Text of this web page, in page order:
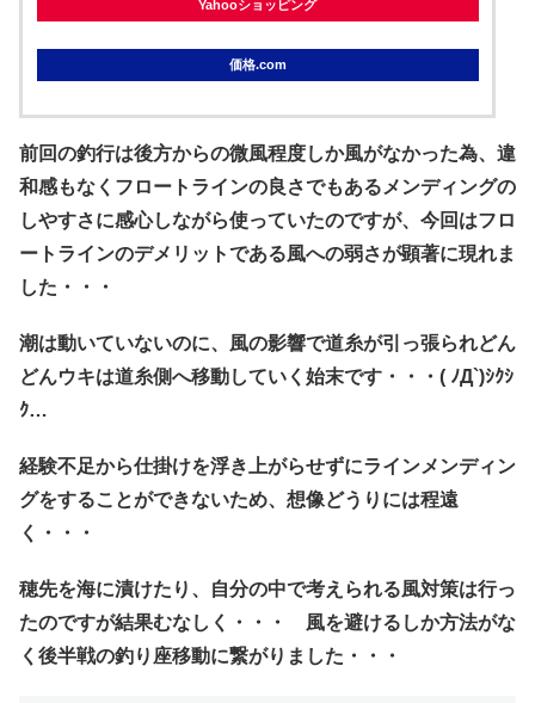
Yahooショッピング
価格.com
前回の釣行は後方からの微風程度しか風がなかった為、違
和感もなくフロートラインの良さでもあるメンディングの
しやすさに感心しながら使っていたのですが、今回はフロ
ートラインのデメリットである風への弱さが顕著に現れま
した・・・
潮は動いていないのに、風の影響で道糸が引っ張られどん
どんウキは道糸側へ移動していく始末です・・・( ﾉД`)ｼｸｼ
ｸ…
経験不足から仕掛けを浮き上がらせずにラインメンディン
グをすることができないため、想像どうりには程遠
く・・・
穂先を海に漬けたり、自分の中で考えられる風対策は行っ
たのですが結果むなしく・・・ 風を避けるしか方法がな
く後半戦の釣り座移動に繋がりました・・・